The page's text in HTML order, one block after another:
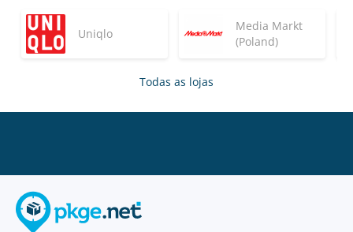
Uniqlo
Media Markt
(Poland)
Todas as lojas